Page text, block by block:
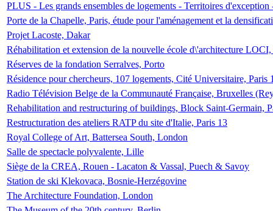
PLUS - Les grands ensembles de logements - Territoires
Porte de la Chapelle, Paris, étude pour l'aménagement et la
Projet Lacoste, Dakar
Réhabilitation et extension de la nouvelle école d\'architecture
Réserves de la fondation Serralves, Porto
Résidence pour chercheurs, 107 logements, Cité Universitaire, Paris
Radio Télévision Belge de la Communauté Française, Bruxelles
Rehabilitation and restructuring of buildings, Block Saint-Germain,
Restructuration des ateliers RATP du site d'Italie, Paris 13
Royal College of Art, Battersea South, London
Salle de spectacle polyvalente, Lille
Siège de la CREA, Rouen - Lacaton & Vassal, Puech & Savoy
Station de ski Klekovaca, Bosnie-Herzégovine
The Architecture Foundation, London